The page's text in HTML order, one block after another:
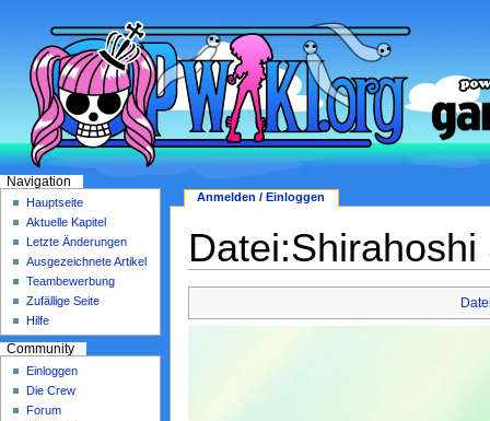
Anmelden / Einloggen
Navigation
Hauptseite
Aktuelle Kapitel
Letzte Änderungen
Ausgezeichnete Artikel
Teambewerbung
Zufällige Seite
Hilfe
Community
Einloggen
Die Crew
Forum